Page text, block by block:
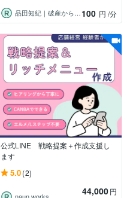
品田知紀｜破産から再起したコンサルタント100 円 /分
公式LINE 戦略提案＋作成支援し
ます
5.0(2)
44,000円